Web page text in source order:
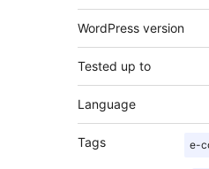
WordPress version
Tested up to
Language
Tags e-